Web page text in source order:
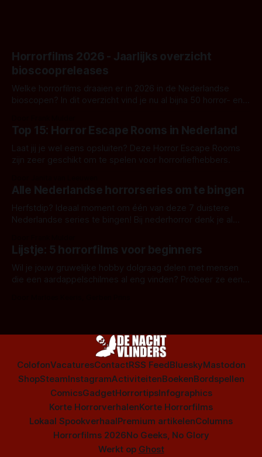
Horrorfilms 2026 - Jaarlijks overzicht
bioscoopreleases
Welke horrorfilms draaien er in 2026 in de Nederlandse
bioscopen? In dit overzicht vind je nu al bijna 50 horror- en
Top 15: Horror Escape Rooms in Nederland
Laat jij je wel eens opsluiten? Deze Horror Escape Rooms
zijn zeer geschikt om te spelen voor horrorliefhebbers.
Alle Nederlandse horrorseries om te bingen
Herfstdip? Ideaal moment om één van deze 7 duistere
Nederlandse series te bingen! Bij nederhorror denk je al
Amsterdamned of The Johnsons. Maar Nederlandse horror
is niet beperkt tot films. Hier een aantal Nederlandse tv-
series uit het duistere of horrorgenre. Als
Lijstje: 5 horrorfilms voor beginners
Wil je jouw gruwelijke hobby dolgraag delen met mensen
die een aardappelschilmes al eng vinden? Probeer ze eens
ColofonVacaturesContactRSS FeedBlueskyMastodon
ShopSteamInstagramActiviteitenBoekenBordspellen
ComicsGadgetHorrortipsInfographics
Korte HorrorverhalenKorte Horrorfilms
Lokaal SpookverhaalPremium artikelenColumns
Horrorfilms 2026No Geeks, No Glory
Werkt op Ghost